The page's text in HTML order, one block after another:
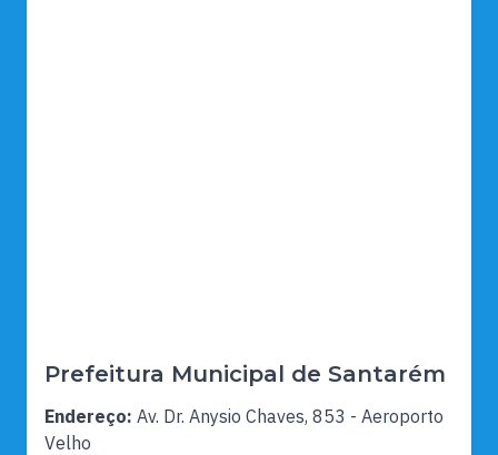
Prefeitura Municipal de Santarém
Endereço: Av. Dr. Anysio Chaves, 853 - Aeroporto
Velho